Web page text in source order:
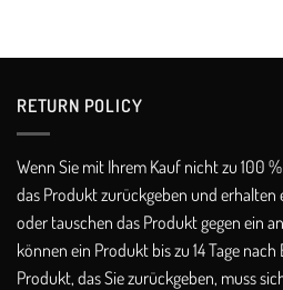
RETURN POLICY​
Wenn Sie mit Ihrem Kauf nicht zu 100
das Produkt zurückgeben und erhalten
oder tauschen das Produkt gegen ein
können ein Produkt bis zu 14 Tage
Produkt, das Sie zurückgeben, muss